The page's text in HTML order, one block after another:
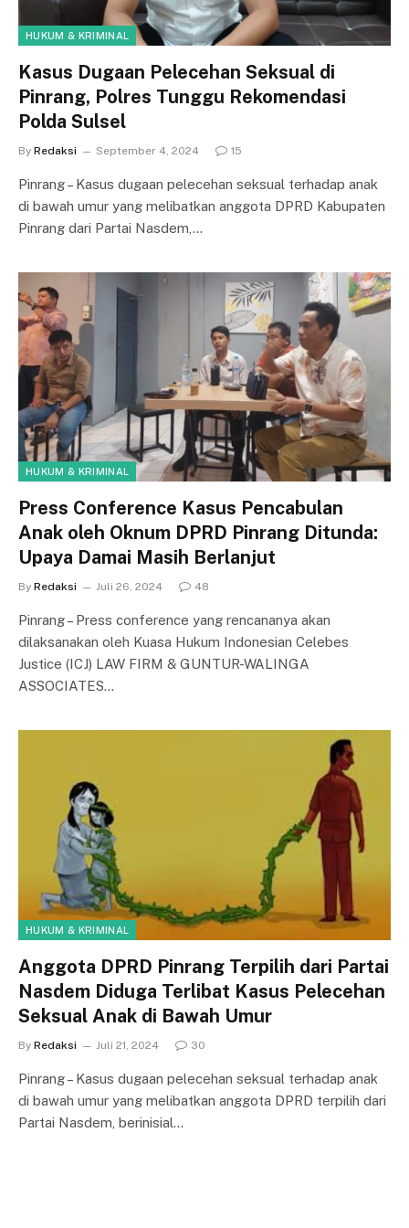
HUKUM & KRIMINAL
Kasus Dugaan Pelecehan Seksual di
Pinrang, Polres Tunggu Rekomendasi
Polda Sulsel
By Redaksi September 4, 2024 15
Pinrang – Kasus dugaan pelecehan seksual terhadap anak
di bawah umur yang melibatkan anggota DPRD Kabupaten
Pinrang dari Partai Nasdem,…
HUKUM & KRIMINAL
Press Conference Kasus Pencabulan
Anak oleh Oknum DPRD Pinrang Ditunda:
Upaya Damai Masih Berlanjut
By Redaksi Juli 26, 2024 48
Pinrang – Press conference yang rencananya akan
dilaksanakan oleh Kuasa Hukum Indonesian Celebes
Justice (ICJ) LAW FIRM & GUNTUR-WALINGA
ASSOCIATES…
HUKUM & KRIMINAL
Anggota DPRD Pinrang Terpilih dari Partai
Nasdem Diduga Terlibat Kasus Pelecehan
Seksual Anak di Bawah Umur
By Redaksi Juli 21, 2024 30
Pinrang – Kasus dugaan pelecehan seksual terhadap anak
di bawah umur yang melibatkan anggota DPRD terpilih dari
Partai Nasdem, berinisial…